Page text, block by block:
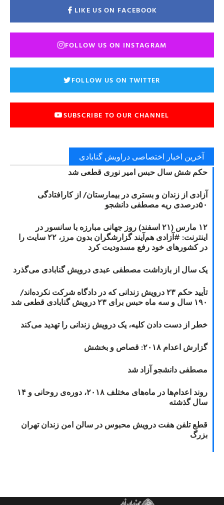
LIKE US ON FACEBOOK
FOLLOW US ON INSTAGRAM
FOLLOW US ON TWITTER
SUBSCRIBE TO OUR CHANNEL
آخرین اخبار اختصاصی دراویش گنابادی
حکم شش سال حبس امیر نوری قطعی شد
آزادی از زندان و بستری در بیمارستان/ از کارافتادگی
۵۰درصدی ریه مصطفی دانشجو
۱۲ مارس (۲۱ اسفند) روز جهانی مبارزه با سانسور در
اینترنت: #آزادی هم‌آیند گزارشگران‌ بدون مرز، ۲۲ سایت را
در کشورهای خود رفع مسدودیت کرد
یک سال از بازداشت مصطفی عبدی درویش گنابادی می‌گذرد
تأیید حکم ۲۳ درویش زندانی که در دادگاه شرکت نکرده‌اند/
۱۹۰ سال و سه ماه حبس برای ۲۳ درویش گنابادی قطعی شد
خطر از دست دادن کلیه، یک درویش زندانی را تهدید می‌کند
گزارش اعدام ۲۰۱۸: قصاص و بخشش
مصطفی دانشجو آزاد شد
روند اعدام‌ها در ماه‌های مختلف ۲۰۱۸، دوره‌ی روحانی و ۱۴
سال گذشته
قطع تلفن هفت درویش محبوس در سالن امن زندان تهران
بزرگ